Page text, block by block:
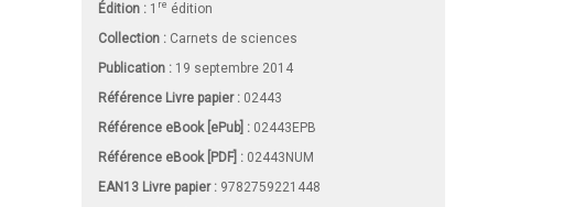
Édition : 1 re édition
Collection : Carnets de sciences
Publication : 19 septembre 2014
Référence Livre papier : 02443
Référence eBook [ePub] : 02443EPB
Référence eBook [PDF] : 02443NUM
EAN13 Livre papier : 9782759221448